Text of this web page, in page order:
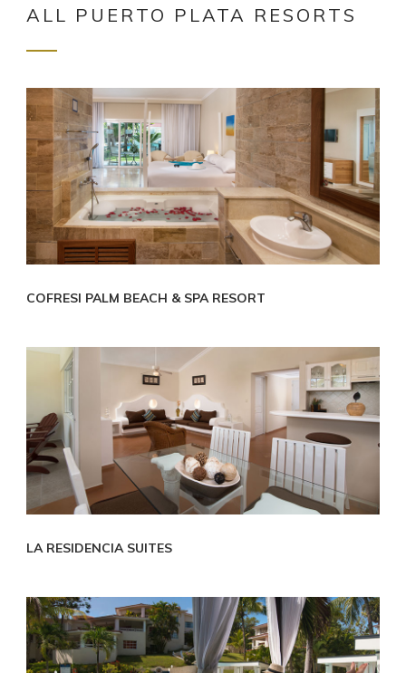
ALL PUERTO PLATA RESORTS
COFRESI PALM BEACH & SPA RESORT
LA RESIDENCIA SUITES